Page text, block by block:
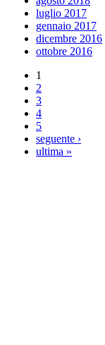
luglio 2017
gennaio 2017
dicembre 2016
ottobre 2016
1
2
3
4
5
seguente ›
ultima »